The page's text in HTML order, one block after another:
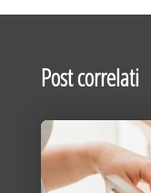
Post correlati